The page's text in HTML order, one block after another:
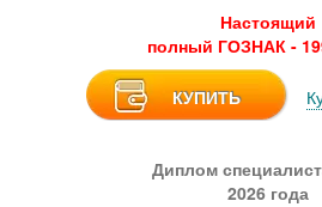
Настоящий
полный ГОЗНАК -
КУПИТЬ
Диплом
2026 года